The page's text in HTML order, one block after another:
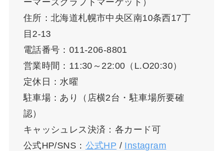
住所：北海道札幌市中央区南10条西17丁
目2-13
電話番号：011-206-8801
営業時間：11:30～22:00（L.O20:30）
定休日：水曜
駐車場：あり（店横2台・駐車場所要確
認）
キャッシュレス決済：各カード可
公式HP/SNS： 公式HP / Instagram